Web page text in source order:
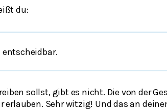
du:
sollst, gibt es nicht. Die von der
erlauben. Sehr witzig! Und das an